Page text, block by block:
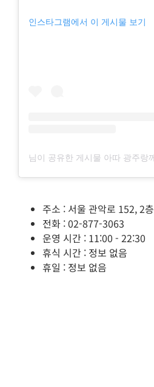
인스타그램에서 이 게시물 보기
주소 : 서울 관악로 152, 2층
전화 : 02-877-3063
운영 시간 : 11:00 - 22:30
휴식 시간 : 정보 없음
휴일 : 정보 없음